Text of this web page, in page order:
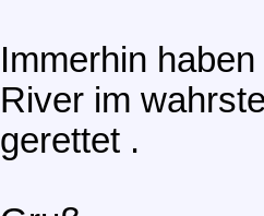
Immerhin
River im
gerettet .